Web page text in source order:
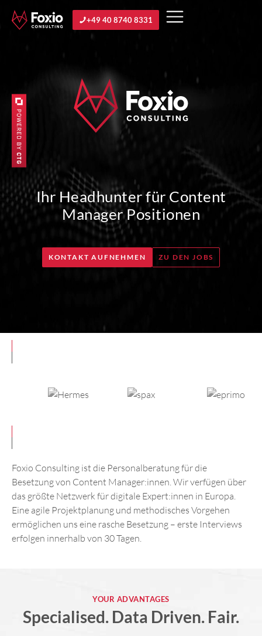
+49 40 8740 8331
Ihr Headhunter für Content
Manager Positionen
KONTAKT AUFNEHMEN ZU DEN JOBS
Foxio Consulting ist die Personalberatung für die
Besetzung von Content Manager:innen. Wir verfügen über
das größte Netzwerk für digitale Expert:innen in Europa.
Eine agile Projektplanung und methodisches Vorgehen
ermöglichen uns eine rasche Besetzung – erste Interviews
erfolgen innerhalb von 30 Tagen.
YOUR ADVANTAGES
Specialised. Data Driven. Fair.